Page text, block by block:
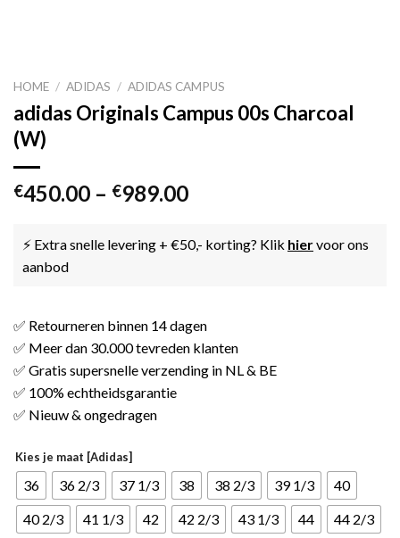
HOME / ADIDAS / ADIDAS CAMPUS
adidas Originals Campus 00s Charcoal
(W)
€450.00 – €989.00
⚡ Extra snelle levering + €50,- korting? Klik hiervoor ons
aanbod
✅ Retourneren binnen 14 dagen
✅ Meer dan 30.000 tevreden klanten
✅ Gratis supersnelle verzending in NL & BE
✅ 100% echtheidsgarantie
✅ Nieuw & ongedragen
Kies je maat [Adidas]
36 36 2/3 37 1/3 38 38 2/3 39 1/3
40
40 2/3
41 1/3 42 42 2/3 43 1/3 44 44 2/3